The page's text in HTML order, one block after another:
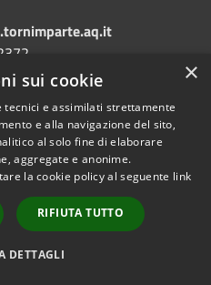
×
sui cookie
tecnici e assimilati strettamente
e alla navigazione del sito,
al solo fine di elaborare
aggregate e anonime.
la cookie policy al seguente link
RIFIUTA TUTTO
DETTAGLI